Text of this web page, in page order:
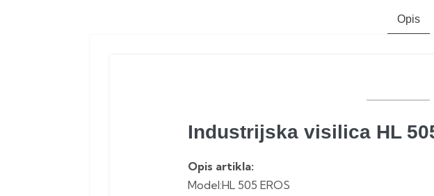
Opis
Industrijska visilica HL
Opis artikla:
Model:HL 505 EROS